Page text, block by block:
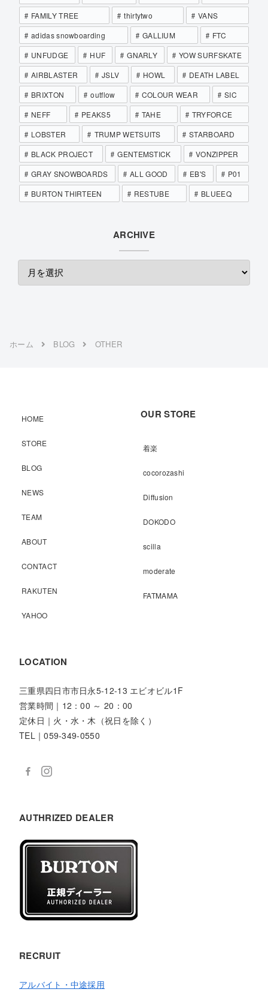
FAMILY TREE
thirtytwo
VANS
adidas snowboarding
GALLIUM
FTC
UNFUDGE
HUF GNARLY
YOW SURFSKATE
AIRBLASTER
JSLV HOWL
DEATH LABEL
BRIXTON
outflow COLOUR WEAR
SIC
NEFF
PEAKS5 TAHE
TRYFORCE
LOBSTER
TRUMP WETSUITS
STARBOARD
BLACK PROJECT
GENTEMSTICK
VONZIPPER
GRAY SNOWBOARDS
ALL GOOD EB'S
P01
BURTON THIRTEEN
RESTUBE BLUEEQ
ARCHIVE
ホーム BLOG OTHER
HOME
STORE
BLOG
NEWS
TEAM
ABOUT
CONTACT
RAKUTEN
YAHOO
OUR STORE
着楽
cocorozashi
Diffusion
DOKODO
scilla
moderate
FATMAMA
LOCATION
三重県四日市市日永5-12-13 エビオビル1F
営業時間｜12：00 ～ 20：00
定休日｜火・水・木（祝日を除く）
TEL｜059-349-0550
AUTHRIZED DEALER
RECRUIT
アルバイト・中途採用